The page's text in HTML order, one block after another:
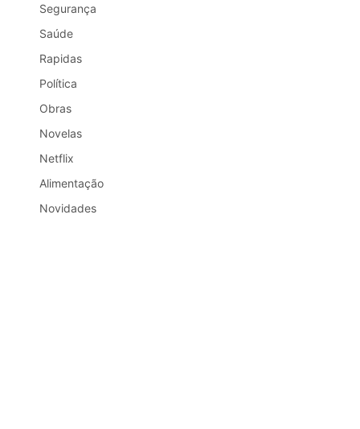
Segurança
Saúde
Rapidas
Política
Obras
Novelas
Netflix
Alimentação
Novidades